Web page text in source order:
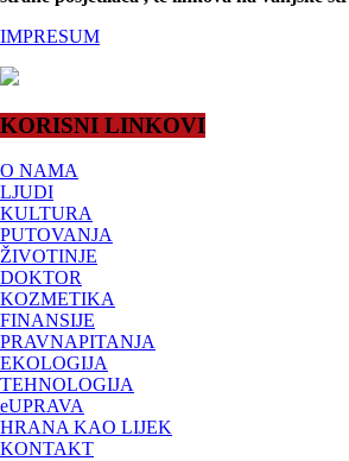
IMPRESUM
KORISNI LINKOVI
O NAMA
LJUDI
KULTURA
PUTOVANJA
ŽIVOTINJE
DOKTOR
KOZMETIKA
FINANSIJE
PRAVNAPITANJA
EKOLOGIJA
TEHNOLOGIJA
eUPRAVA
HRANA KAO LIJEK
KONTAKT